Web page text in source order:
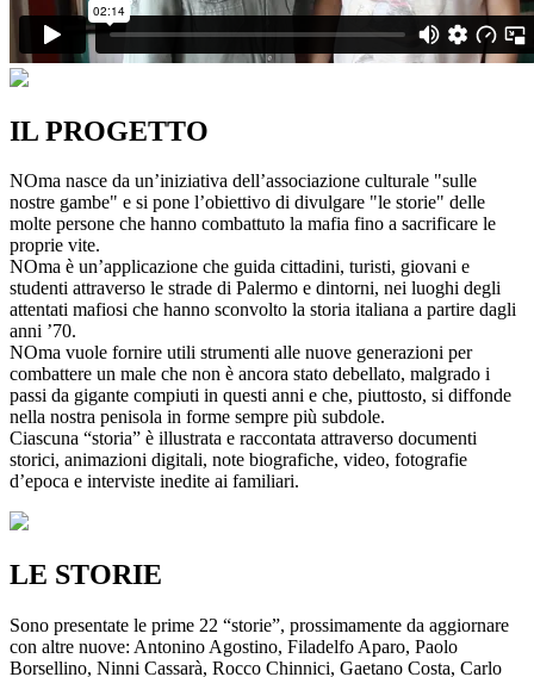
IL PROGETTO
NOma nasce da un’iniziativa dell’associazione culturale "sulle
nostre gambe" e si pone l’obiettivo di divulgare "le storie" delle
molte persone che hanno combattuto la mafia fino a sacrificare le
proprie vite.
NOma è un’applicazione che guida cittadini, turisti, giovani e
studenti attraverso le strade di Palermo e dintorni, nei luoghi degli
attentati mafiosi che hanno sconvolto la storia italiana a partire dagli
anni ’70.
NOma vuole fornire utili strumenti alle nuove generazioni per
combattere un male che non è ancora stato debellato, malgrado i
passi da gigante compiuti in questi anni e che, piuttosto, si diffonde
nella nostra penisola in forme sempre più subdole.
Ciascuna “storia” è illustrata e raccontata attraverso documenti
storici, animazioni digitali, note biografiche, video, fotografie
d’epoca e interviste inedite ai familiari.
LE STORIE
Sono presentate le prime 22 “storie”, prossimamente da aggiornare
con altre nuove: Antonino Agostino, Filadelfo Aparo, Paolo
Borsellino, Ninni Cassarà, Rocco Chinnici, Gaetano Costa, Carlo